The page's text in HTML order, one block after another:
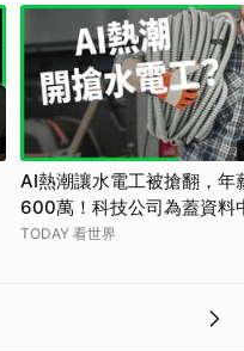
AI熱潮讓水電工被搶翻，年
600萬！科技公司為蓋資料
錢培訓，卻仍擠壓民生建設
TODAY 看世界